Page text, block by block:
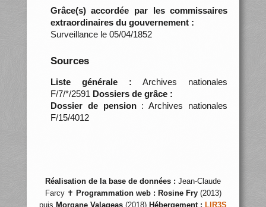
Grâce(s) accordée par les commissaires
extraordinaires du gouvernement :
Surveillance le 05/04/1852
Sources
Liste générale : Archives nationales
F/7/*/2591 Dossiers de grâce :
Dossier de pension: Archives nationales
F/15/4012
Réalisation de la base de données : Jean-Claude
Farcy ✝ Programmation web : Rosine Fry(2013)
puis Morgane Valageas (2018) Hébergement : LIR3S